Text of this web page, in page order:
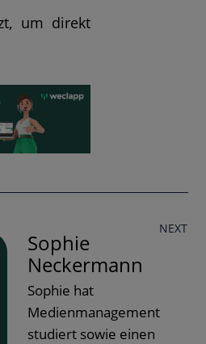
um direkt
NEXT
Sophie
Neckermann
Sophie hat
Medienmanagement
studiert sowie einen